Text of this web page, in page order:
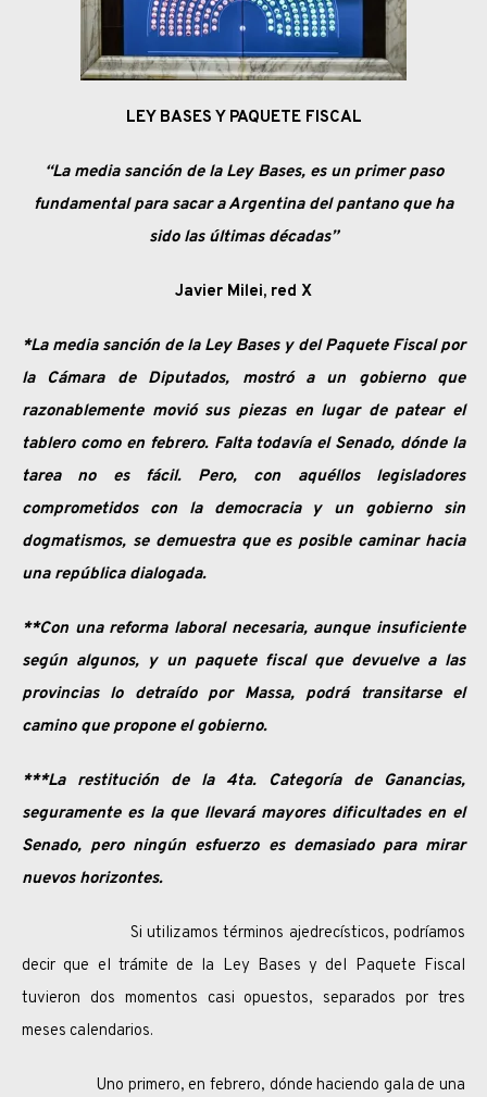
LEY BASES Y PAQUETE FISCAL
“La media sanción de la Ley Bases, es un primer paso
fundamental para sacar a Argentina del pantano que ha
sido las últimas décadas”
Javier Milei, red X
*La media sanción de la Ley Bases y del Paquete Fiscal por
la Cámara de Diputados, mostró a un gobierno que
razonablemente movió sus piezas en lugar de patear el
tablero como en febrero. Falta todavía el Senado, dónde la
tarea no es fácil. Pero, con aquéllos legisladores
comprometidos con la democracia y un gobierno sin
dogmatismos, se demuestra que es posible caminar hacia
una república dialogada.
**Con una reforma laboral necesaria, aunque insuficiente
según algunos, y un paquete fiscal que devuelve a las
provincias lo detraído por Massa, podrá transitarse el
camino que propone el gobierno.
***La restitución de la 4ta. Categoría de Ganancias,
seguramente es la que llevará mayores dificultades en el
Senado, pero ningún esfuerzo es demasiado para mirar
nuevos horizontes.
Si utilizamos términos ajedrecísticos, podríamos
decir que el trámite de la Ley Bases y del Paquete Fiscal
tuvieron dos momentos casi opuestos, separados por tres
meses calendarios.
Uno primero, en febrero, dónde haciendo gala de una